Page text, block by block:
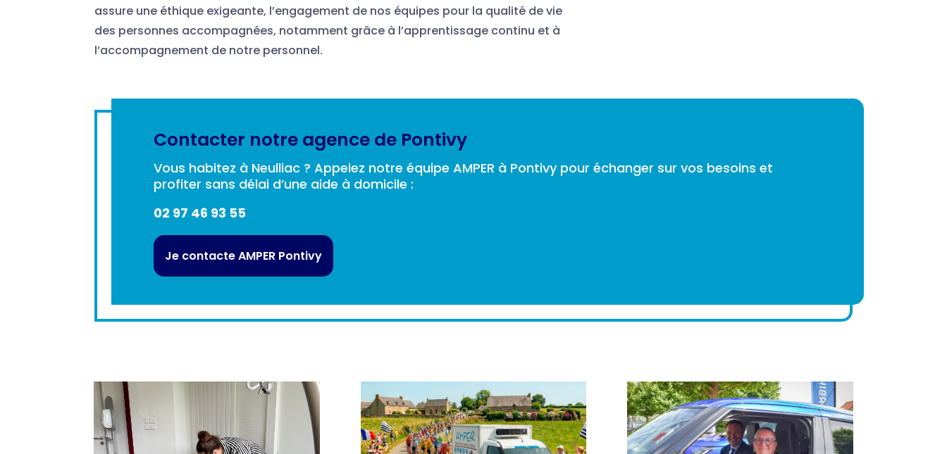
assure une éthique exigeante, l’engagement de nos équipes pour la qualité de vie
des personnes accompagnées, notamment grâce à l’apprentissage continu et à
l’accompagnement de notre personnel.
Contacter notre agence de Pontivy
Vous habitez à Neulliac ? Appelez notre équipe AMPER à Pontivy pour échanger sur vos besoins et
profiter sans délai d’une aide à domicile :
02 97 46 93 55
Je contacte AMPER Pontivy